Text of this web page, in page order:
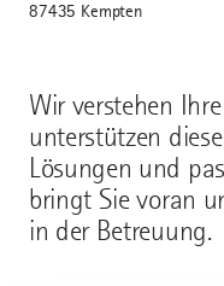
Wir verstehen
unterstützen
Lösungen und
bringt Sie voran
in der Betreuung.
87435 Kempten